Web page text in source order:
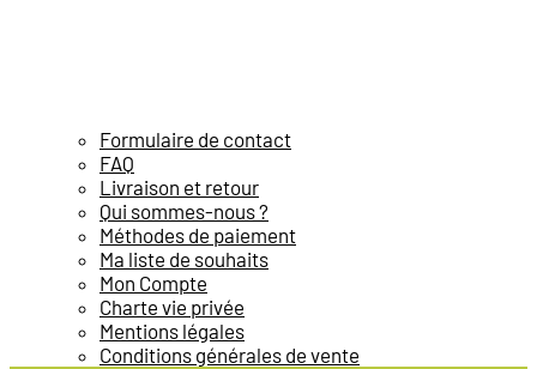
Formulaire de contact
FAQ
Livraison et retour
Qui sommes-nous ?
Méthodes de paiement
Ma liste de souhaits
Mon Compte
Charte vie privée
Mentions légales
Conditions générales de vente